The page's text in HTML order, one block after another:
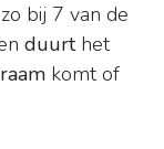
bij 7 van de
duurthet
komt of